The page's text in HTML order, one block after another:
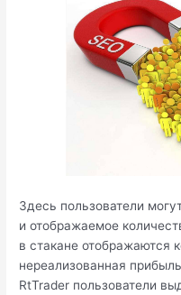
Здесь пользователи
и отображаемое
в стакане отображаются
нереализованная
RtTrader пользователи